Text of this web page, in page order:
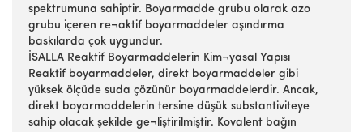
spektrumuna sahiptir. Boyarmadde grubu olarak azo
grubu içeren re¬aktif boyarmaddeler aşındırma
baskılarda çok uygundur.
İSALLA Reaktif Boyarmaddelerin Kim¬yasal Yapısı
Reaktif boyarmaddeler, direkt boyarmaddeler gibi
yüksek ölçüde suda çözünür boyarmaddelerdir. Ancak,
direkt boyarmaddelerin tersine düşük substantiviteye
sahip olacak şekilde ge¬liştirilmiştir. Kovalent bağın